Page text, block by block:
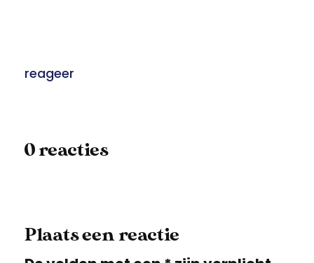
reageer
0 reacties
Plaats een reactie